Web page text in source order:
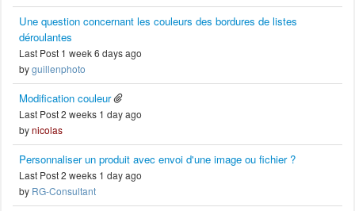
Une question concernant les couleurs des bordures de listes
déroulantes
Last Post 1 week 6 days ago
byguillenphoto
Modification couleur
Last Post 2 weeks 1 day ago
bynicolas
Personnaliser un produit avec envoi d'une image ou fichier ?
Last Post 2 weeks 1 day ago
by RG-Consultant